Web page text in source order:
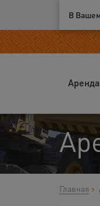
Ваш
В
Аренда
Главная